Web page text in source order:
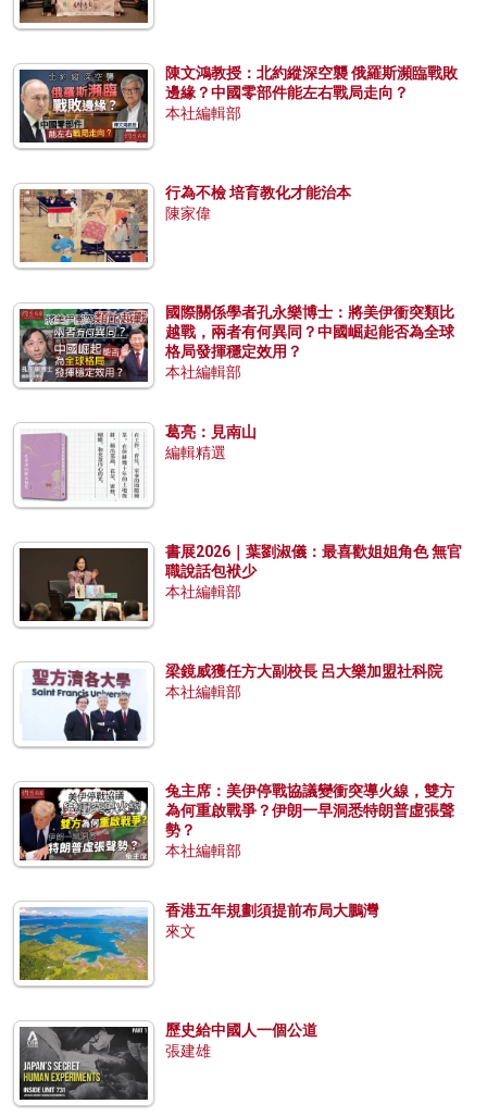
陳文鴻教授：北約縱深空襲 俄羅斯瀕臨戰敗
邊緣？中國零部件能左右戰局走向？
本社編輯部
行為不檢 培育教化才能治本
陳家偉
國際關係學者孔永樂博士：將美伊衝突類比
越戰，兩者有何異同？中國崛起能否為全球
格局發揮穩定效用？
本社編輯部
葛亮：見南山
編輯精選
書展2026｜葉劉淑儀：最喜歡姐姐角色 無官
職說話包袱少
本社編輯部
梁鏡威獲任方大副校長 呂大樂加盟社科院
本社編輯部
兔主席：美伊停戰協議變衝突導火線，雙方
為何重啟戰爭？伊朗一早洞悉特朗普虛張聲
勢？
本社編輯部
香港五年規劃須提前布局大鵬灣
來文
歷史給中國人一個公道
張建雄